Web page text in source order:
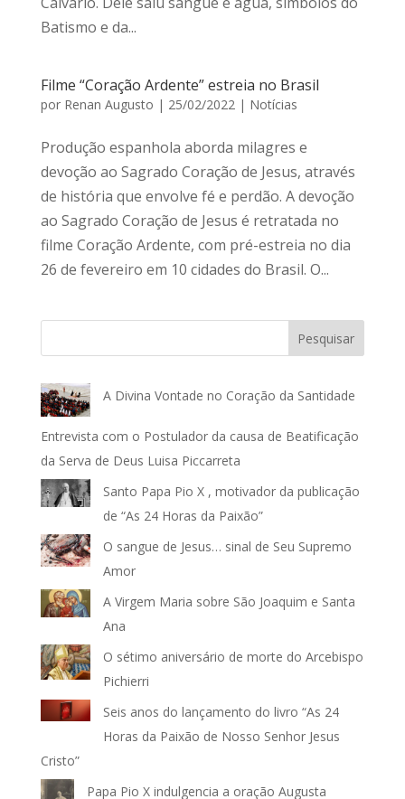
Batismo e da...
Filme “Coração Ardente” estreia no Brasil
por Renan Augusto | 25/02/2022| Notícias
Produção espanhola aborda milagres e
devoção ao Sagrado Coração de Jesus, através
de história que envolve fé e perdão. A devoção
ao Sagrado Coração de Jesus é retratada no
filme Coração Ardente, com pré-estreia no dia
26 de fevereiro em 10 cidades do Brasil. O...
Pesquisar
A Divina Vontade no Coração da Santidade
Entrevista com o Postulador da causa de Beatificação
da Serva de Deus Luisa Piccarreta
Santo Papa Pio X , motivador da publicação
de “As 24 Horas da Paixão”
O sangue de Jesus… sinal de Seu Supremo
Amor
A Virgem Maria sobre São Joaquim e Santa
Ana
O sétimo aniversário de morte do Arcebispo
Pichierri
Seis anos do lançamento do livro “As 24
Horas da Paixão de Nosso Senhor Jesus
Cristo”
Papa Pio X indulgencia a oração Augusta